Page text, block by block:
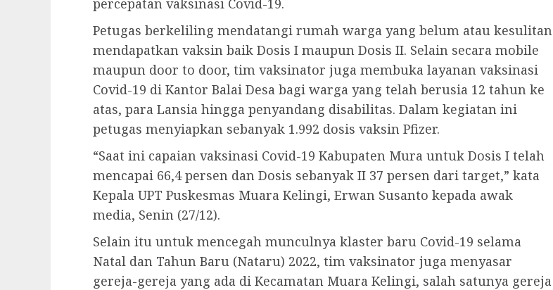
percepatan vaksinasi Covid-19.
Petugas berkeliling mendatangi rumah warga yang belum atau kesulitan
mendapatkan vaksin baik Dosis I maupun Dosis II. Selain secara mobile
maupun door to door, tim vaksinator juga membuka layanan vaksinasi
Covid-19 di Kantor Balai Desa bagi warga yang telah berusia 12 tahun ke
atas, para Lansia hingga penyandang disabilitas. Dalam kegiatan ini
petugas menyiapkan sebanyak 1.992 dosis vaksin Pfizer.
“Saat ini capaian vaksinasi Covid-19 Kabupaten Mura untuk Dosis I telah
mencapai 66,4 persen dan Dosis sebanyak II 37 persen dari target,” kata
Kepala UPT Puskesmas Muara Kelingi, Erwan Susanto kepada awak
media, Senin (27/12).
Selain itu untuk mencegah munculnya klaster baru Covid-19 selama
Natal dan Tahun Baru (Nataru) 2022, tim vaksinator juga menyasar
gereja-gereja yang ada di Kecamatan Muara Kelingi, salah satunya gereja